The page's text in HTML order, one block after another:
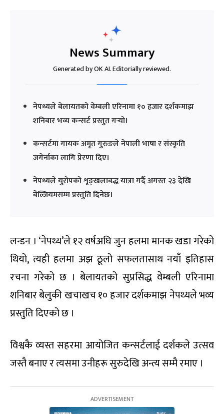
News Summary
Generated by OK AI. Editorially reviewed.
नेपथ्यले बेलायतको वेम्बली एरिनामा १० हजार दर्शकमाझ
शनिबार भव्य कन्सर्ट प्रस्तुत गर्‍यो।
कन्सर्टमा गायक अमृत गुरुङले नेपाली भाषा र संस्कृति
जगेर्नाका लागि प्रेरणा दिए।
नेपथ्यले युरोपको शृङ्खलाबद्ध यात्रा गर्दै अगस्त २३ देखि
बेल्जियमसम्म प्रस्तुति दिनेछ।
लन्डन । ‘नेपथ्य’ले १२ वर्षअघि जुन हलमा मानक खडा गरेको
थियो, त्यही हलमा अझ ठूलो सफलतासाथ नयाँ इतिहास
रचना गरेको छ । बेलायतको सुप्रसिद्ध वेम्बली एरिनामा
शनिबार बेलुकी खचाखच १० हजार दर्शकमाझ नेपथ्यले भव्य
प्रस्तुति दिएको छ ।
विश्वकै व्यस्त सहरमा आयोजित कन्सर्टलाई दर्शकले उत्सव
जस्तै बनाए र त्यसमा उनीहरू सुरुदेखि अन्त्य सम्मै रमाए ।